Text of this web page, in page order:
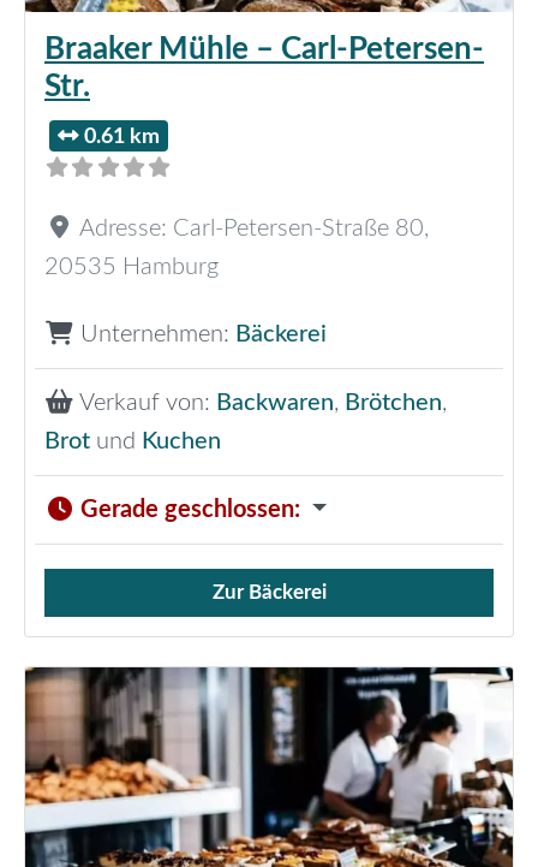
Braaker Mühle – Carl-Petersen-
Str.
0.61 km
Adresse: Carl-Petersen-Straße 80,
20535 Hamburg
Unternehmen: Bäckerei
Verkauf von: Backwaren, Brötchen,
Brot und Kuchen
Gerade geschlossen:
Verkauf von Brötchen,
Zur Bäckerei